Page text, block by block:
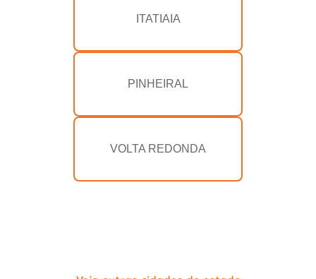
ITATIAIA
PINHEIRAL
VOLTA REDONDA